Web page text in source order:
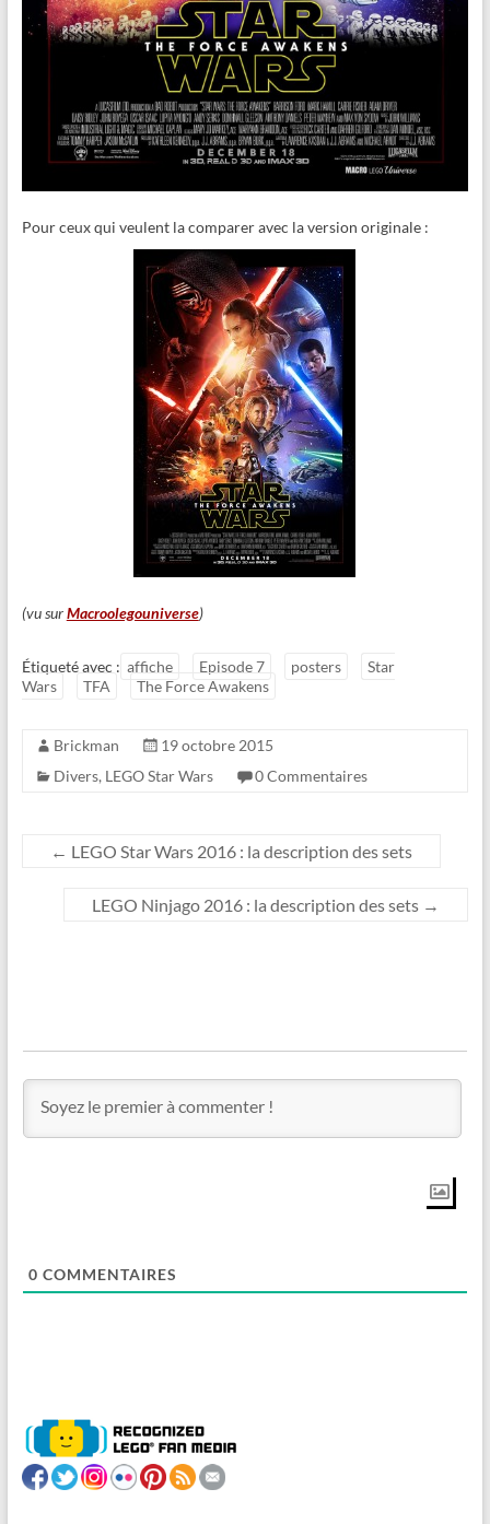
Pour ceux qui veulent la comparer avec la version originale :
(vu surMacroolegouniverse)
Étiqueté avec : affiche Episode 7 posters
Star
Wars
TFA The Force Awakens
Brickman
19 octobre 2015
Divers, LEGO Star Wars 0 Commentaires
← LEGO Star Wars 2016 : la description des sets
LEGO Ninjago 2016 : la description des sets →
0 COMMENTAIRES